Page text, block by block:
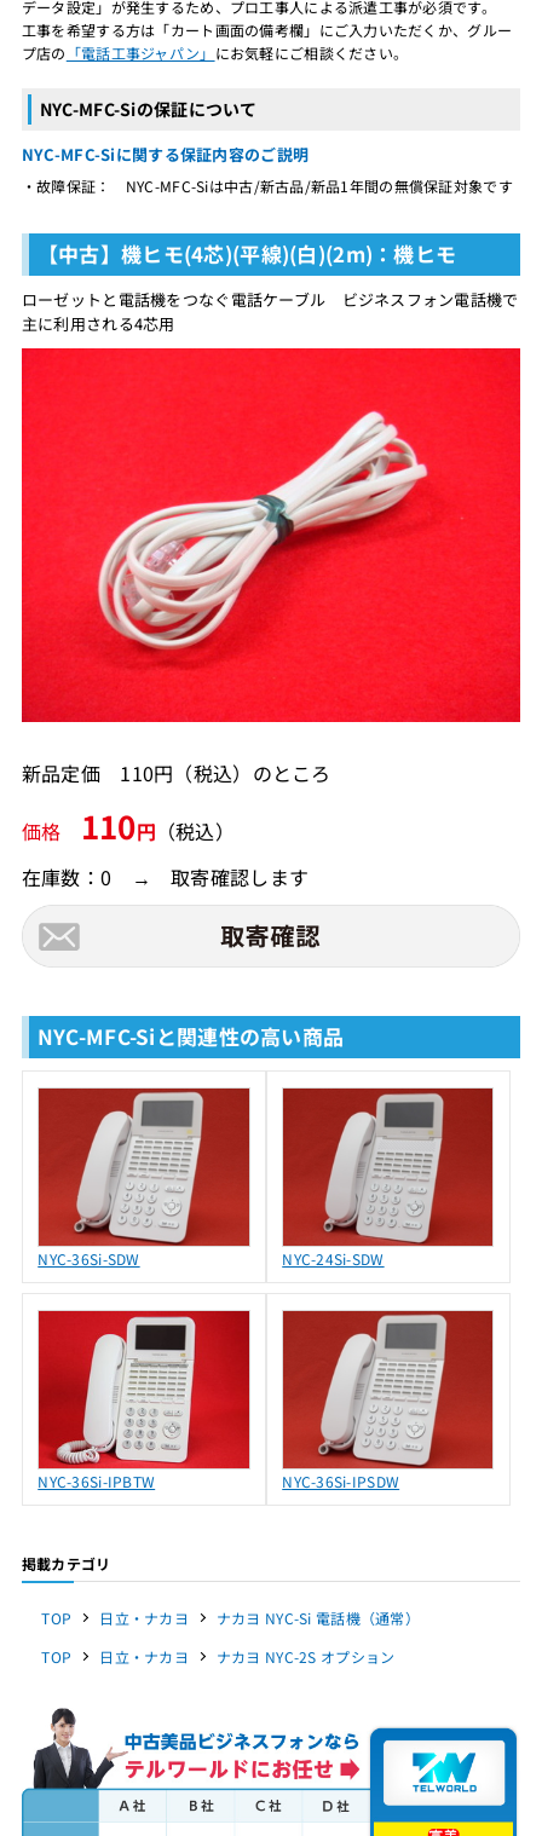
データ設定」が発生するため、プロ工事人による派遣工事が必須です。
工事を希望する方は「カート画面の備考欄」にご入力いただくか、グルー
プ店の 「電話工事ジャパン」 にお気軽にご相談ください。
NYC-MFC-Siの保証について
NYC-MFC-Siに関する保証内容のご説明
・故障保証： NYC-MFC-Siは中古/新古品/新品1年間の無償保証対象です
【中古】機ヒモ(4芯)(平線)(白)(2m)：機ヒモ
ローゼットと電話機をつなぐ電話ケーブル ビジネスフォン電話機で
主に利用される4芯用
新品定価 110円（税込）のところ
価格 110円 （税込）
在庫数：0 → 取寄確認します
NYC-MFC-Siと関連性の高い商品
NYC-36Si-SDW NYC-24Si-SDW
NYC-36Si-IPBTW NYC-36Si-IPSDW
掲載カテゴリ
TOP 日立・ナカヨ
ナカヨ NYC-Si 電話機（通常）
TOP
日立・ナカヨ ナカヨ NYC-2S オプション